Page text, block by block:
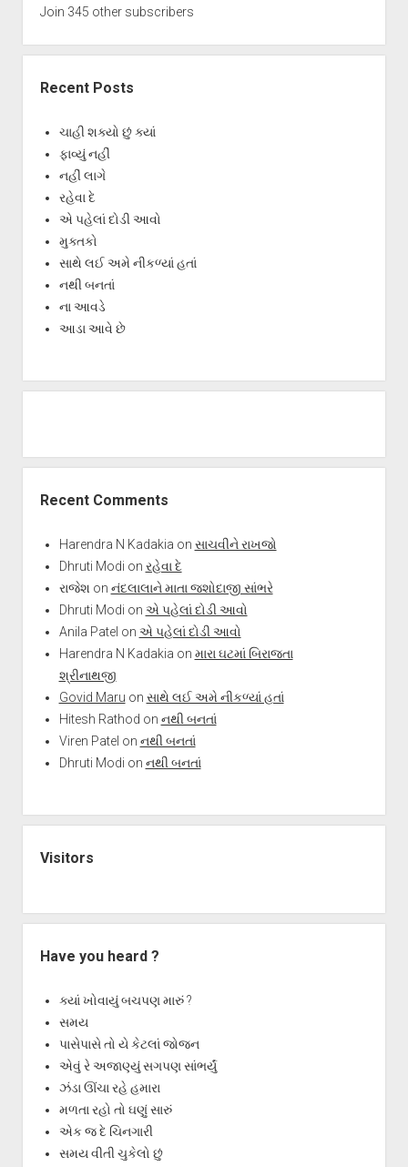
Join 345 other subscribers
Recent Posts
ચાહી શક્યો છું ક્યાં
ફાવ્યું નહીં
નહીં લાગે
રહેવા દે
એ પહેલાં દોડી આવો
મુક્તકો
સાથે લઈ અમે નીકળ્યાં હતાં
નથી બનતાં
ના આવડે
આડા આવે છે
Recent Comments
Harendra N Kadakia on સાચવીને રાખજો
Dhruti Modi on રહેવા દે
રાજેશ on નંદલાલાને માતા જશોદાજી સાંભરે
Dhruti Modi on એ પહેલાં દોડી આવો
Anila Patel on એ પહેલાં દોડી આવો
Harendra N Kadakia on મારા ઘટમાં બિરાજતા
શ્રીનાથજી
Govid Maru on સાથે લઈ અમે નીકળ્યાં હતાં
Hitesh Rathod on નથી બનતાં
Viren Patel on નથી બનતાં
Dhruti Modi on નથી બનતાં
Visitors
Have you heard ?
ક્યાં ખોવાયું બચપણ મારું ?
સમય
પાસેપાસે તો યે કેટલાં જોજન
એવું રે અજાણ્યું સગપણ સાંભર્યું
ઝંડા ઊંચા રહે હમારા
મળતા રહો તો ઘણું સારું
એક જ દે ચિનગારી
સમય વીતી ચુકેલો છું